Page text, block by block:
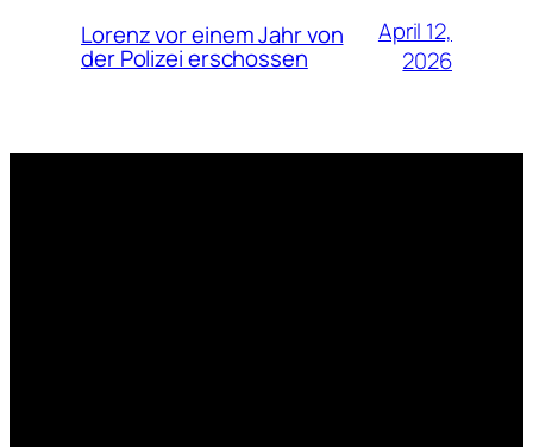
Lorenz vor einem Jahr von
der Polizei erschossen
April 12,
2026